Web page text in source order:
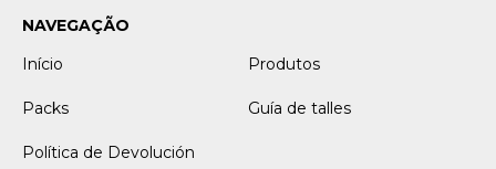
NAVEGAÇÃO
Início
Produtos
Packs Guía de talles
Política de Devolución